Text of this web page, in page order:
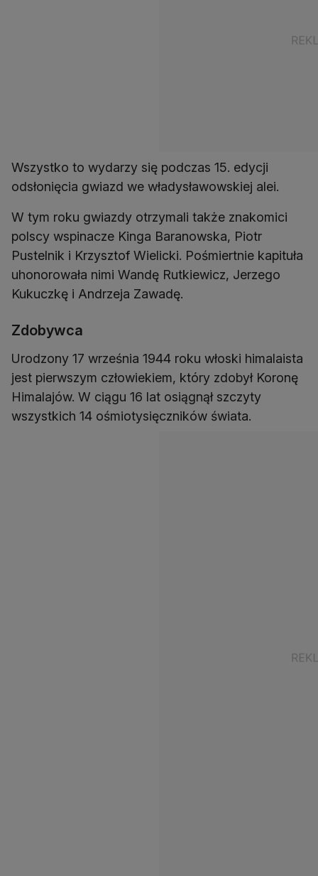
Wszystko to wydarzy się podczas 15. edycji
odsłonięcia gwiazd we władysławowskiej alei.
W tym roku gwiazdy otrzymali także znakomici
polscy wspinacze Kinga Baranowska, Piotr
Pustelnik i Krzysztof Wielicki. Pośmiertnie kapituła
uhonorowała nimi Wandę Rutkiewicz, Jerzego
Kukuczkę i Andrzeja Zawadę.
Zdobywca
Urodzony 17 września 1944 roku włoski himalaista
jest pierwszym człowiekiem, który zdobył Koronę
Himalajów. W ciągu 16 lat osiągnął szczyty
wszystkich 14 ośmiotysięczników świata.